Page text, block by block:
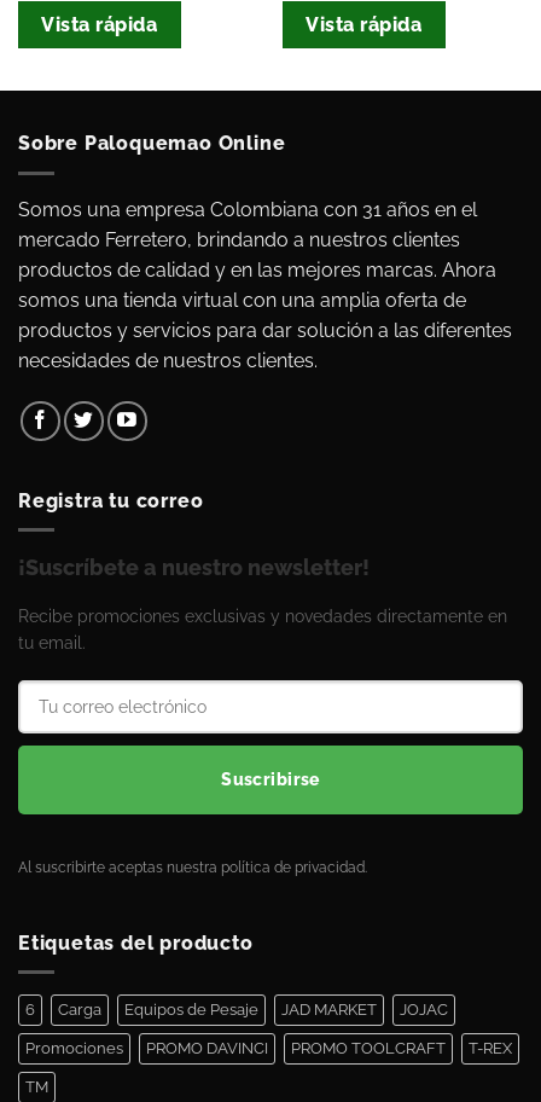
Vista rápida
Vista rápida
Sobre Paloquemao Online
Somos una empresa Colombiana con 31 años en el
mercado Ferretero, brindando a nuestros clientes
productos de calidad y en las mejores marcas. Ahora
somos una tienda virtual con una amplia oferta de
productos y servicios para dar solución a las diferentes
necesidades de nuestros clientes.
Registra tu correo
¡Suscríbete a nuestro newsletter!
Recibe promociones exclusivas y novedades directamente en
tu email.
Suscribirse
Al suscribirte aceptas nuestra política de privacidad.
Etiquetas del producto
6 Carga Equipos de Pesaje JAD MARKET JOJAC
Promociones PROMO DAVINCI PROMO TOOLCRAFT T-REX
TM